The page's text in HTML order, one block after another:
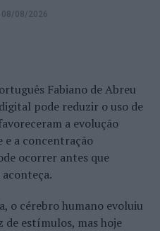
08/08/2026
Fabiano de Abreu
pode reduzir o uso de
a evolução
e a concentração
ocorrer antes que
o cérebro humano evoluiu
de estímulos, mas hoje